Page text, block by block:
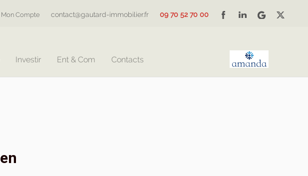
Mon Compte contact@gautard-immobilier.fr 09 70 52 70 00
Investir Ent & Com Contacts